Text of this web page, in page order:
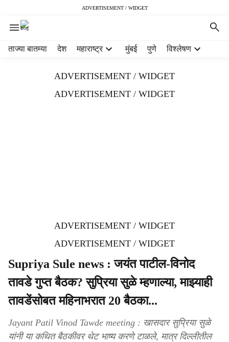
ADVERTISEMENT / WIDGET
ताज्या बातम्या देश महाराष्ट्र मुंबई पुणे विश्लेषण
ADVERTISEMENT / WIDGET
ADVERTISEMENT / WIDGET
ADVERTISEMENT / WIDGET
ADVERTISEMENT / WIDGET
Supriya Sule news : जयंत पाटील-विनोद
तावडे गुप्त बैठक? सुप्रिया सुळे म्हणाल्या, माझ्याही
तावडेंसोबत महिनाभरात 20 बैठका...
Jayant Patil Vinod Tawde meeting : खासदार सुप्रिया सुळे
यांनी या कथित बैठकीवर थेट भाष्य करणे टाळले, मात्र दिल्लीतील